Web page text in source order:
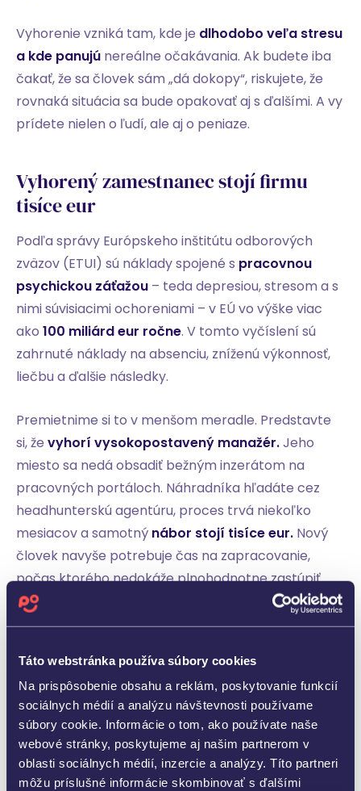
Táto webstránka používa súbory cookies
Na prispôsobenie obsahu a reklám, poskytovanie funkcií
sociálnych médií a analýzu návštevnosti používame
súbory cookie. Informácie o tom, ako používate naše
webové stránky, poskytujeme aj našim partnerom v
oblasti sociálnych médií, inzercie a analýzy. Títo partneri
môžu príslušné informácie skombinovať s ďalšími
Vyhorenie vzniká tam, kde je dlhodobo veľa stresu
a kde panujú nereálne očakávania. Ak budete iba
čakať, že sa človek sám „dá dokopy“, riskujete, že
rovnaká situácia sa bude opakovať aj s ďalšími. A vy
prídete nielen o ľudí, ale aj o peniaze.
Vyhorený zamestnanec stojí firmu
tisíce eur
Podľa správy Európskeho inštitútu odborových
zväzov (ETUI) sú náklady spojené s pracovnou
psychickou záťažou – teda depresiou, stresom a s
nimi súvisiacimi ochoreniami – v EÚ vo výške viac
ako 100 miliárd eur ročne. V tomto vyčíslení sú
zahrnuté náklady na absenciu, zníženú výkonnosť,
liečbu a ďalšie následky.
Premietnime si to v menšom meradle. Predstavte
si, že vyhorí vysokopostavený manažér.Jeho
miesto sa nedá obsadiť bežným inzerátom na
pracovných portáloch. Náhradníka hľadáte cez
headhunterskú agentúru, proces trvá niekoľko
mesiacov a samotný nábor stojí tisíce eur. Nový
človek navyše potrebuje čas na zapracovanie,
počas ktorého nedokáže plnohodnotne zastúpiť
skúseného lídra.
know-how a často aj o kľúčových klientov,
mali vzťah práve s odchádzajúcim manažérom.
Takéto vyhorenie sa preto neráta len vo vyplatenej
mzde za mesiace nižšieho výkonu. V skutočnosti vás
môže stáť tisícky eur , ktoré musíte investovať do
náhrady a opätovného naštartovania tímu.